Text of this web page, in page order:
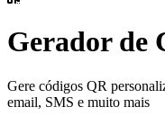
Gerador de
Gere códigos QR
email, SMS e muito mais